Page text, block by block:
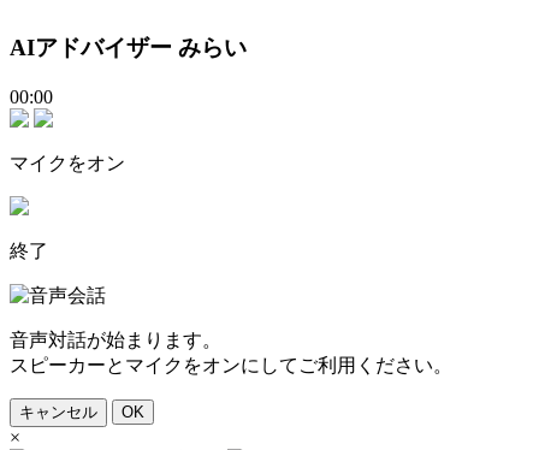
AIアドバイザー みらい
00:00
マイクをオン
終了
音声対話が始まります。
スピーカーとマイクをオンにしてご利用ください。
キャンセル OK
×